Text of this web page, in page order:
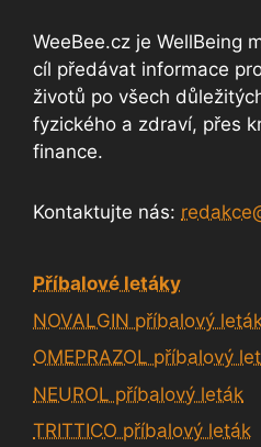
WeeBee.cz je WellBeing
cíl předávat informace
životů po všech
fyzického a zdraví, přes
finance.
Kontaktujte nás:
Příbalové letáky
NOVALGIN příbalový
OMEPRAZOL příbalový
NEUROL příbalový leták
TRITTICO příbalový leták